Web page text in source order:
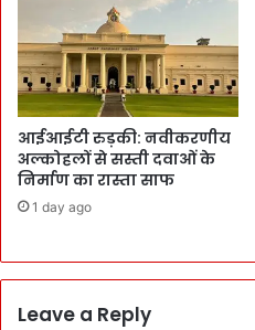
आईआईटी रुड़की: नवीकरणीय
अल्कोहलों से सस्ती दवाओं के
निर्माण का रास्ता साफ
1 day ago
Leave a Reply